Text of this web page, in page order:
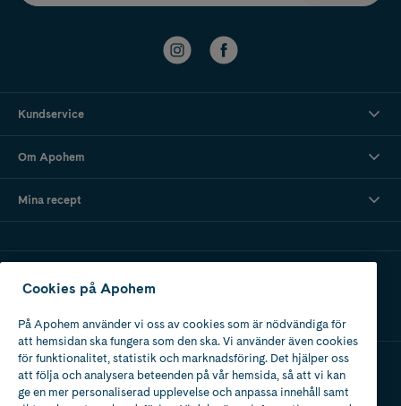
Kundservice
Om Apohem
Mina recept
Apotek med tillstånd
av Läkemedelsverket
Cookies på Apohem
På Apohem använder vi oss av cookies som är nödvändiga för
att hemsidan ska fungera som den ska. Vi använder även cookies
för funktionalitet, statistik och marknadsföring. Det hjälper oss
att följa och analysera beteenden på vår hemsida, så att vi kan
ge en mer personaliserad upplevelse och anpassa innehåll samt